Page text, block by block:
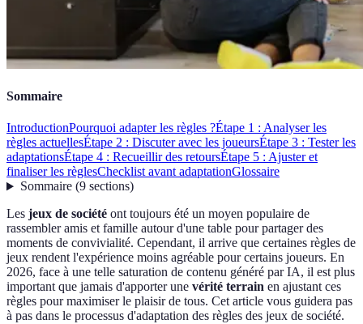
Sommaire
IntroductionPourquoi adapter les règles ?Étape 1 : Analyser les
règles actuellesÉtape 2 : Discuter avec les joueursÉtape 3 : Tester les
adaptationsÉtape 4 : Recueillir des retoursÉtape 5 : Ajuster et
finaliser les règlesChecklist avant adaptationGlossaire
Sommaire(9 sections)
Les jeux de société ont toujours été un moyen populaire de
rassembler amis et famille autour d'une table pour partager des
moments de convivialité. Cependant, il arrive que certaines règles de
jeux rendent l'expérience moins agréable pour certains joueurs. En
2026, face à une telle saturation de contenu généré par IA, il est plus
important que jamais d'apporter une vérité terrain en ajustant ces
règles pour maximiser le plaisir de tous. Cet article vous guidera pas
à pas dans le processus d'adaptation des règles des jeux de société.